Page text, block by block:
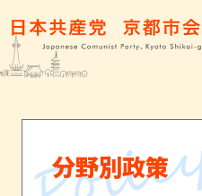
分野別政策